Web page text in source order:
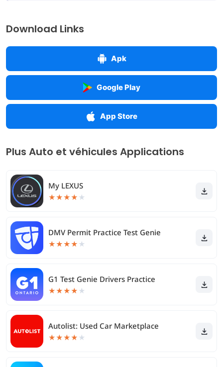
Download Links
Apk
Google Play
App Store
Plus Auto et véhicules Applications
My LEXUS
★★★★ ★
DMV Permit Practice Test Genie
★★★★ ★
G1 Test Genie Drivers Practice
★★★★ ★
Autolist: Used Car Marketplace
★★★★ ★